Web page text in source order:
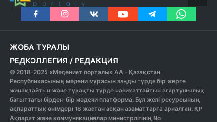
ЖОБА ТУРАЛЫ
РЕДКОЛЛЕГИЯ / РЕДАКЦИЯ
© 2018-2025 «Мәдениет порталы» АА - Қазақстан
Республикасының мәдени мұрасын заңды түрде бір жерге
жинақтайтын және тұрақты түрде насихаттайтын ағартушылық
бағыттағы бірден-бір мәдени платформа. Бұл желі ресурсының
ақпараттық өнімдері 18 жастан асқан азаматтарға арналған. ҚР
Ақпарат және коммуникациялар министрлігінің No